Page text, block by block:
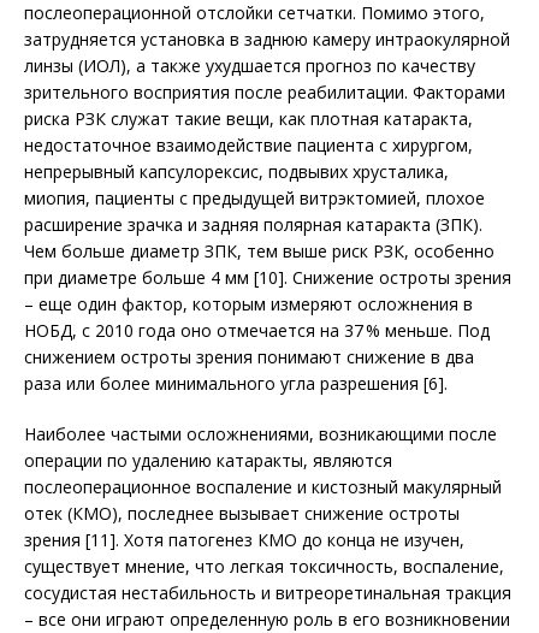
послеоперационной отслойки сетчатки. Помимо этого,
затрудняется установка в заднюю камеру интраокулярной
линзы (ИОЛ), а также ухудшается прогноз по качеству
зрительного восприятия после реабилитации. Факторами
риска РЗК служат такие вещи, как плотная катаракта,
недостаточное взаимодействие пациента с хирургом,
непрерывный капсулорексис, подвывих хрусталика,
миопия, пациенты с предыдущей витрэктомией, плохое
расширение зрачка и задняя полярная катаракта (ЗПК).
Чем больше диаметр ЗПК, тем выше риск РЗК, особенно
при диаметре больше 4 мм [10]. Снижение остроты зрения
– еще один фактор, которым измеряют осложнения в
НОБД, с 2010 года оно отмечается на 37 % меньше. Под
снижением остроты зрения понимают снижение в два
раза или более минимального угла разрешения [6].
Наиболее частыми осложнениями, возникающими после
операции по удалению катаракты, являются
послеоперационное воспаление и кистозный макулярный
отек (КМО), последнее вызывает снижение остроты
зрения [11]. Хотя патогенез КМО до конца не изучен,
существует мнение, что легкая токсичность, воспаление,
сосудистая нестабильность и витреоретинальная тракция
– все они играют определенную роль в его возникновении